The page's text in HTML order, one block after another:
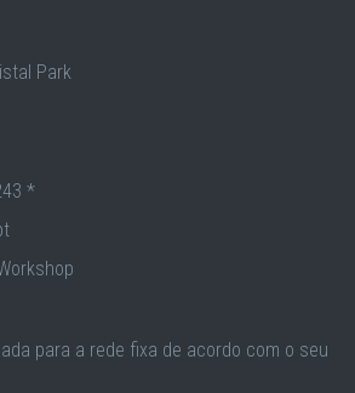
Park
*
para a rede fixa de acordo com o seu